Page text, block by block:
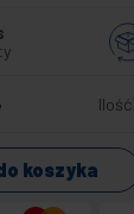
Ilość
koszyka